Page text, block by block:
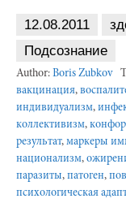
12.08.2011
Подсознание
Author: Boris Zubkov
вакцинация,
индивидуализм,
коллективизм,
результат, маркеры
национализм,
паразиты, патоген,
психологическая